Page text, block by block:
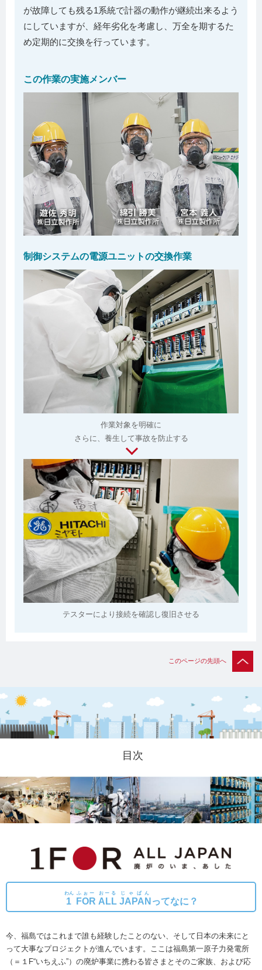
が故障しても残る1系統で計器の動作が継続出来るよう
にしていますが、経年劣化を考慮し、万全を期するた
め定期的に交換を行っています。
この作業の実施メンバー
制御システムの電源ユニットの交換作業
作業対象を明確に
さらに、養生して事故を防止する
テスターにより接続を確認し復旧させる
このページの先頭へ
目次
1
わん
FOR
ふぉー
ALL
おーる
JAPAN
じゃぱん
ってなに？
今、福島ではこれまで誰も経験したことのない、そして日本の未来にと
って大事なプロジェクトが進んでいます。 ここは福島第一原子力発電所
（＝１F“いちえふ”）の廃炉事業に携わる皆さまとそのご家族、および応